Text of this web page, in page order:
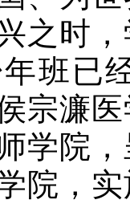
之时
班已
宗濂
学院
院，